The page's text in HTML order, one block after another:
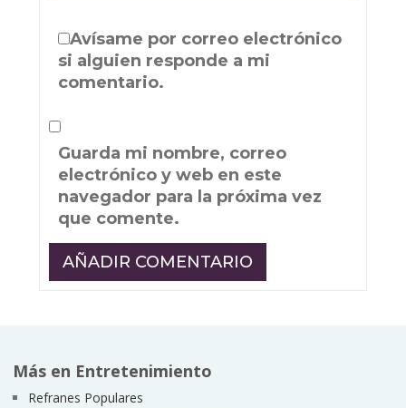
Avísame por correo electrónico
si alguien responde a mi
comentario.
Guarda mi nombre, correo
electrónico y web en este
navegador para la próxima vez
que comente.
Más en Entretenimiento
Refranes Populares